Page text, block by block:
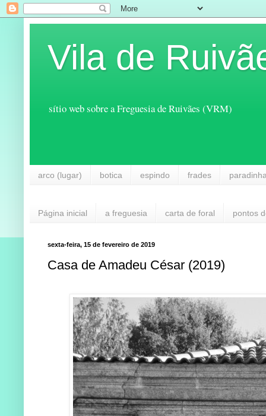
Vila de
sítio web sobre a Freguesia de Ruivães (VRM)
arco (lugar) botica espindo frades
Página inicial a freguesia carta de foral pontos
sexta-feira, 15 de fevereiro de 2019
Casa de Amadeu César (2019)